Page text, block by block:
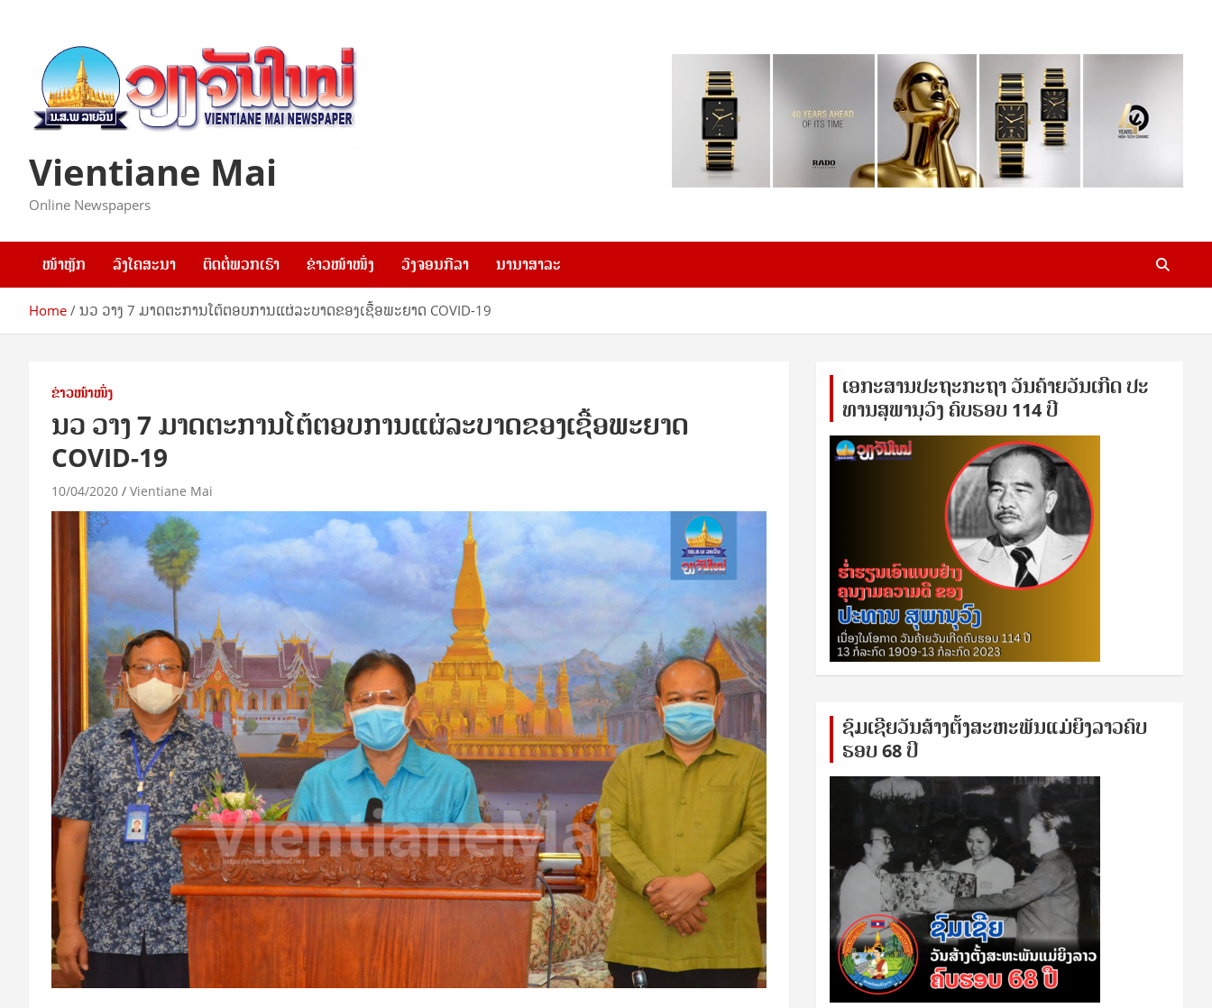
Vientiane Mai
Online Newspapers
ໜ້າຫຼັກ ລົງໂຄສະນາ ຕິດຕໍ່ພວກເຮົາ ຂ່າວໜ້າໜຶ່ງ ວົງຈອນກີລາ ນານາສາລະ
Home ນວ ວາງ 7 ມາດຕະການໂຕ້ຕອບການແຜ່ລະບາດຂອງເຊື້ອພະຍາດ COVID-19
ຂ່າວໜ້າໜຶ່ງ
ນວ ວາງ 7 ມາດຕະການໂຕ້ຕອບການແຜ່ລະບາດຂອງເຊື້ອພະຍາດ
COVID-19
10/04/2020 Vientiane Mai
ເອ​ກະ​ສານ​ປະ​ຖະ​ກະ​ຖ​າ ວັນ​ຄ້າຍ​ວັນ​ເກີດ ປ​ະ​
ທານ​ສຸ​ພາ​ນຸ​ວົງ ຄົບ​ຮອບ 114 ປີ
ຊົ​ມ​ເຊີຍ​ວັນ​ສ້າງ​ຕັ້ງ​ສະ​ຫະ​ພັນ​ແມ່​ຍິງ​​ລາວຄົບ​
ຮອບ 68 ປິ